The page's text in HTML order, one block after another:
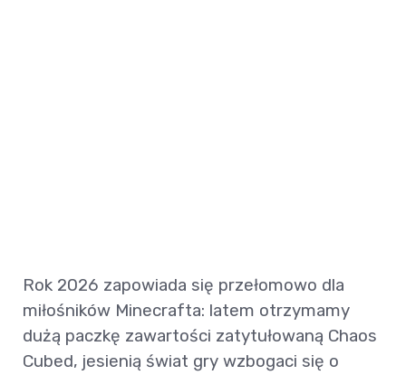
Rok 2026 zapowiada się przełomowo dla
miłośników Minecrafta: latem otrzymamy
dużą paczkę zawartości zatytułowaną Chaos
Cubed, jesienią świat gry wzbogaci się o